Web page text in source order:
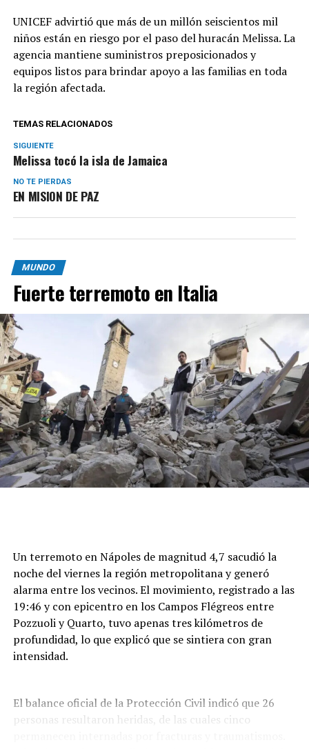
UNICEF advirtió que más de un millón seiscientos mil
niños están en riesgo por el paso del huracán Melissa. La
agencia mantiene suministros preposicionados y
equipos listos para brindar apoyo a las familias en toda
la región afectada.
TEMAS RELACIONADOS
SIGUIENTE
Melissa tocó la isla de Jamaica
NO TE PIERDAS
EN MISION DE PAZ
MUNDO
Fuerte terremoto en Italia
Un terremoto en Nápoles de magnitud 4,7 sacudió la
noche del viernes la región metropolitana y generó
alarma entre los vecinos. El movimiento, registrado a las
19:46 y con epicentro en los Campos Flégreos entre
Pozzuoli y Quarto, tuvo apenas tres kilómetros de
profundidad, lo que explicó que se sintiera con gran
intensidad.
El balance oficial de la Protección Civil indicó que 26
personas resultaron heridas, de las cuales cinco